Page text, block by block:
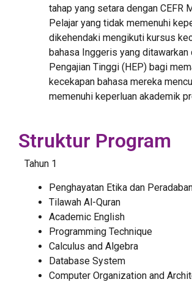
tahap yang setara dengan CEFR
Pelajar yang tidak memenuhi
dikehendaki mengikuti kursus
bahasa Inggeris yang
Pengajian Tinggi (HEP) bagi
kecekapan bahasa mereka
memenuhi keperluan akademik
Struktur Program
Tahun 1
Penghayatan Etika dan
Tilawah Al-Quran
Academic English
Programming Technique
Calculus and Algebra
Database System
Computer Organization and